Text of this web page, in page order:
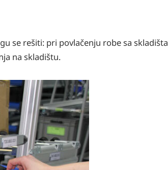
se rešiti: pri povlačenju robe sa skladišta
na skladištu.